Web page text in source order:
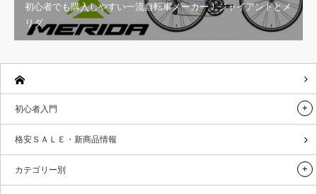
初心者でも購入しやすい一流自転車メーカー！ジャイアントとメ
リダ
初心者入門
格安ＳＡＬＥ・新商品情報
カテゴリー別